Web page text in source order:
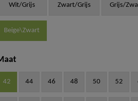
Wit/Grijs Zwart/Grijs Grijs/
Beige\Zwart
42 44 46 48 50 52